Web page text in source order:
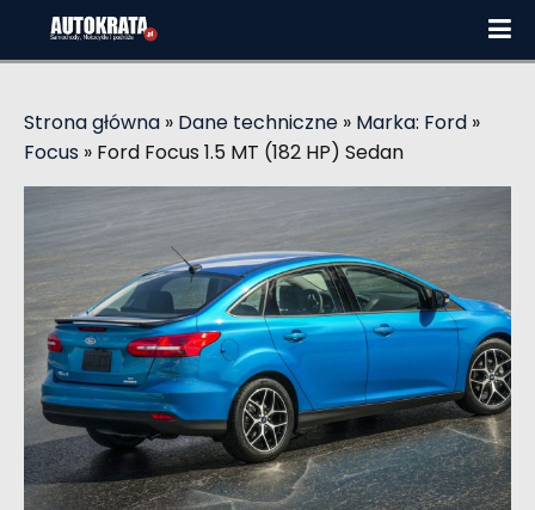
Strona główna » Dane techniczne » Marka: Ford »
Focus » Ford Focus 1.5 MT (182 HP) Sedan